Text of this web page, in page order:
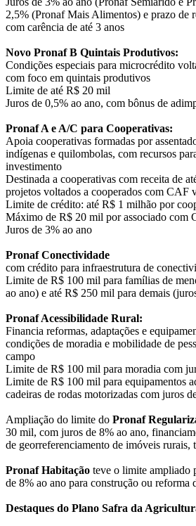
2,5% (Pronaf Mais Alimentos) e prazo de
com carência de até 3 anos
Novo Pronaf B Quintais Produtivos:
Condições especiais para microcrédito
com foco em quintais produtivos
Limite de até R$ 20 mil
Juros de 0,5% ao ano, com bônus de
Pronaf A e A/C para Cooperativas:
Apoia cooperativas formadas por
indígenas e quilombolas, com recursos
investimento
Destinada a cooperativas com receita de
projetos voltados a cooperados com CAF
Limite de crédito: até R$ 1 milhão por
Máximo de R$ 20 mil por associado com
Juros de 3% ao ano
Pronaf Conectividade
com crédito para infraestrutura de
Limite de R$ 100 mil para famílias de
ao ano) e até R$ 250 mil para demais
Pronaf Acessibilidade Rural:
Financia reformas, adaptações e
condições de moradia e mobilidade de
campo
Limite de R$ 100 mil para moradia com
Limite de R$ 100 mil para equipamentos
cadeiras de rodas motorizadas com juros
Ampliação do limite do Pronaf
30 mil, com juros de 8% ao ano,
de georreferenciamento de imóveis rurais,
Pronaf Habitação teve o limite ampliado
de 8% ao ano para construção ou reforma
Destaques do Plano Safra da